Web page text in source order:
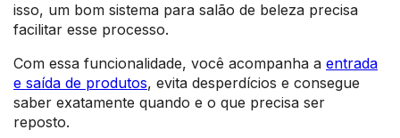
isso, um bom sistema para salão de beleza precisa
facilitar esse processo.
Com essa funcionalidade, você acompanha a entrada
e saída de produtos, evita desperdícios e consegue
saber exatamente quando e o que precisa ser
reposto.